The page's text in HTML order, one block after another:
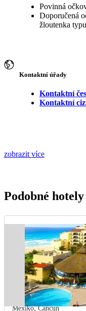
Povinná
Doporučená
žloutenka
Kontaktní úřady
Kontaktní
Kontaktní
zobrazit více
Podobné
Mexiko,Cancún